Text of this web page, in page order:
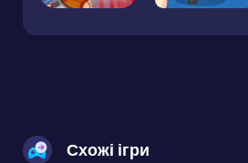
Схожі ігри